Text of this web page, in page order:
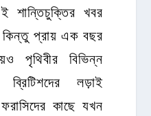
শান্তিচুক্তির খবর
কিন্তু প্রায় এক বছর
পৃথিবীর বিভিন্ন
লড়াই
কাছে যখন